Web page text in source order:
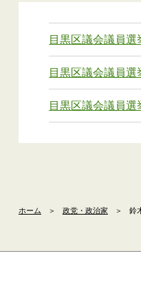
目黒区議会議員
目黒区議会議員
目黒区議会議員
ホーム ＞ 政党・政治家 ＞ 鈴